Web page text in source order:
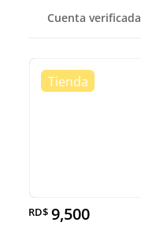
Cuenta verificada
RD$ 9,500